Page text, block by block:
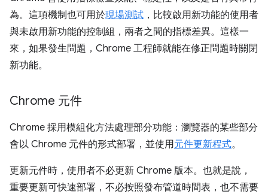
為。這項機制也可用於現場測試 ，比較啟用新功能的使用者
與未啟用新功能的控制組，兩者之間的指標差異。這樣一
來，如果發生問題，Chrome 工程師就能在修正問題時關閉
新功能。
Chrome 元件
Chrome 採用模組化方法處理部分功能：瀏覽器的某些部分
會以 Chrome 元件的形式部署，並使用元件更新程式。
更新元件時，使用者不必更新 Chrome 版本。也就是說，
重要更新可快速部署，不必按照發布管道時間表，也不需要